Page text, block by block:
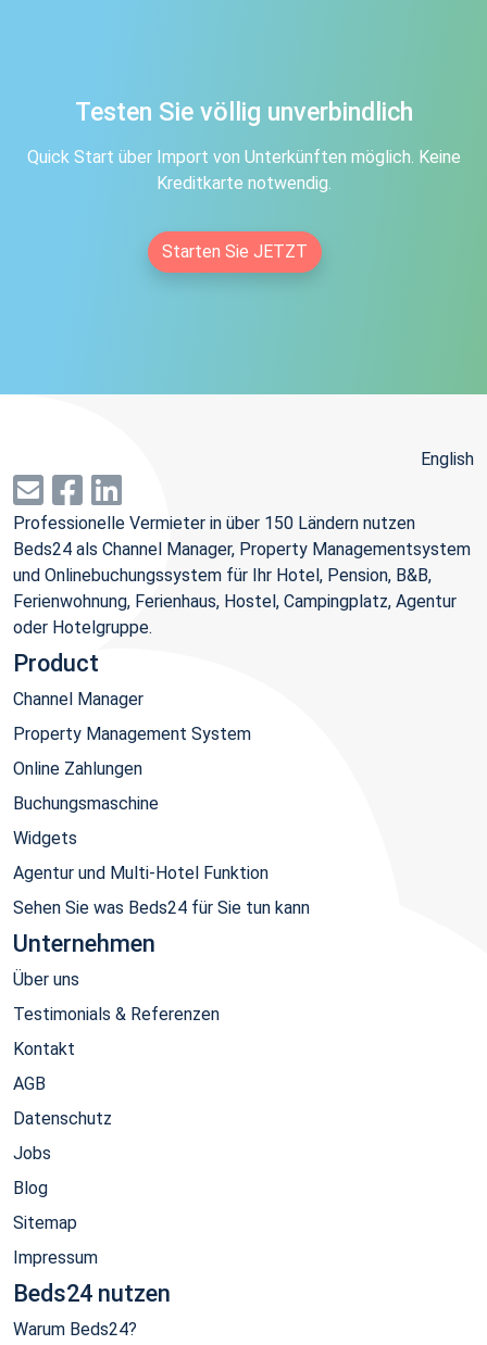
Testen Sie völlig unverbindlich
Quick Start über Import von Unterkünften möglich. Keine
Kreditkarte notwendig.
Starten Sie JETZT
English
Professionelle Vermieter in über 150 Ländern nutzen
Beds24 als Channel Manager, Property Managementsystem
und Onlinebuchungssystem für Ihr Hotel, Pension, B&B,
Ferienwohnung, Ferienhaus, Hostel, Campingplatz, Agentur
oder Hotelgruppe.
Product
Channel Manager
Property Management System
Online Zahlungen
Buchungsmaschine
Widgets
Agentur und Multi-Hotel Funktion
Sehen Sie was Beds24 für Sie tun kann
Unternehmen
Über uns
Testimonials & Referenzen
Kontakt
AGB
Datenschutz
Jobs
Blog
Sitemap
Impressum
Beds24 nutzen
Warum Beds24?